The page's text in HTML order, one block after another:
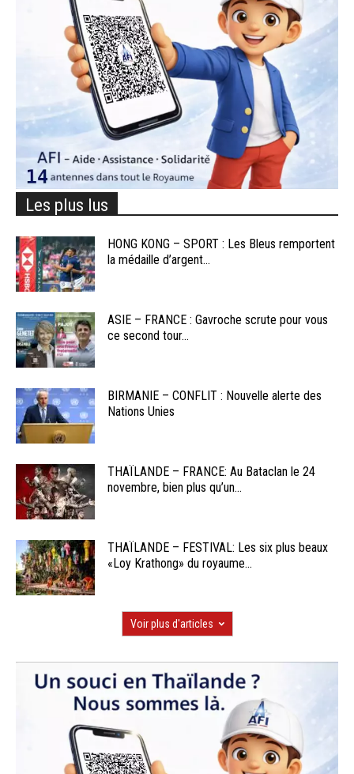
Les plus lus
HONG KONG – SPORT : Les Bleus remportent
la médaille d’argent...
ASIE – FRANCE : Gavroche scrute pour vous
ce second tour...
BIRMANIE – CONFLIT : Nouvelle alerte des
Nations Unies
THAÏLANDE – FRANCE: Au Bataclan le 24
novembre, bien plus qu’un...
THAÏLANDE – FESTIVAL: Les six plus beaux
«Loy Krathong» du royaume...
Voir plus d'articles